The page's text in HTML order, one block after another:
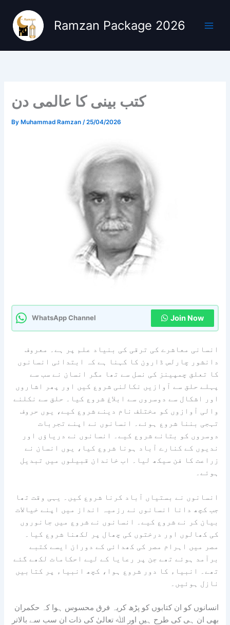
content
Ramzan Package 2026
کتب بینی کا عالمی دن
By Muhammad Ramzan/25/04/2026
WhatsApp Channel Join Now
انسانی معاشرے کی ترقی کی بنیاد علم پر ہے۔ معروف
دانشور چارلس ڈارون کا کہنا ہے کہ ابتدائی انسانوں
کا تعلق چمپینز کی نسل سے تھا مگر انسان نے سب سے
پہلے حلق سے آوازیں نکالنی شروع کیں اور پھر اشاروں
اور اشکال سے دوسروں سے ابلاغ شروع کیا۔ حلق سے نکلنے
والی آوازوں کو مختلف نام دینے شروع کیے، یوں حروف
تہجی بننا شروع ہوئے۔ انسانوں نے اپنے تجربات
دوسروں کو بتانے شروع کیے۔ انسانوں نے دریاؤں اور
ندیوں کے کنارے آباد ہونا شروع کیا، یوں انسان نے
زراعت کا فن سیکھ لیا۔ اب خاندان قبیلوں میں تبدیل
ہوئے۔
انسانوں نے بستیاں آباد کرنا شروع کیں۔ یہی وقت تھا
جب کچھ دانا انسانوں نے رزمیہ انداز میں اپنے خیالات
بیان کر نے شروع کیے۔ انسانوں نے شروع میں جانوروں
کی کھالوں اور درختوں کی چھال پر لکھنا شروع کیا۔
مصر میں اہرام مصر کی کھدائی کے دوران ایسے کتبے
برآمد ہوئے تھے جن پر رعایا کے لیے احکامات لکھے گئے
تھے۔ انبیاء کا دور شروع ہوا، کچھ انبیاء پر کتابیں
نازل ہوئیں۔
انسانوں کو ان کتابوں کو پڑھ کریہ فرق محسوس ہوا کہ حکمران
بھی ان ہی کی طرح ہیں اور اﷲ تعالیٰ کی ذات ان سب سے بالاتر